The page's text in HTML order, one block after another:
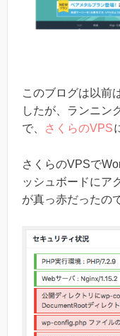
このブログは以前
したが、ランニン
で、
さくらのVPS
さくらのVPSで
ッシュボードにア
が真っ赤だったの